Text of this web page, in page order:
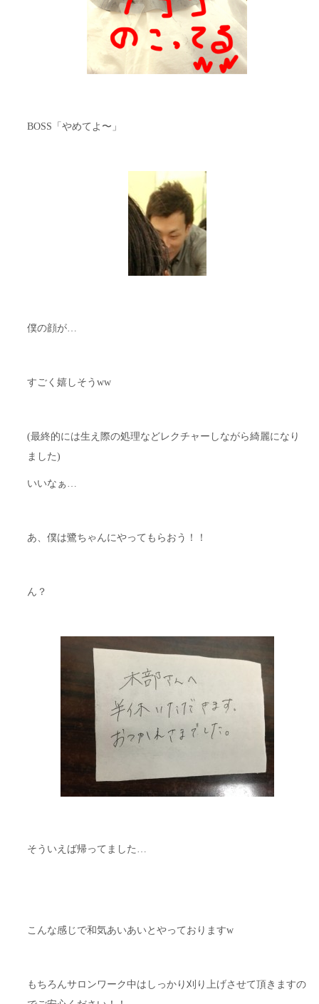
BOSS「やめてよ〜」
僕の顔が…
すごく嬉しそうww
(最終的には生え際の処理などレクチャーしながら綺麗になり
ました)
いいなぁ…
あ、僕は鷺ちゃんにやってもらおう！！
ん？
そういえば帰ってました…
こんな感じで和気あいあいとやっておりますw
もちろんサロンワーク中はしっかり刈り上げさせて頂きますの